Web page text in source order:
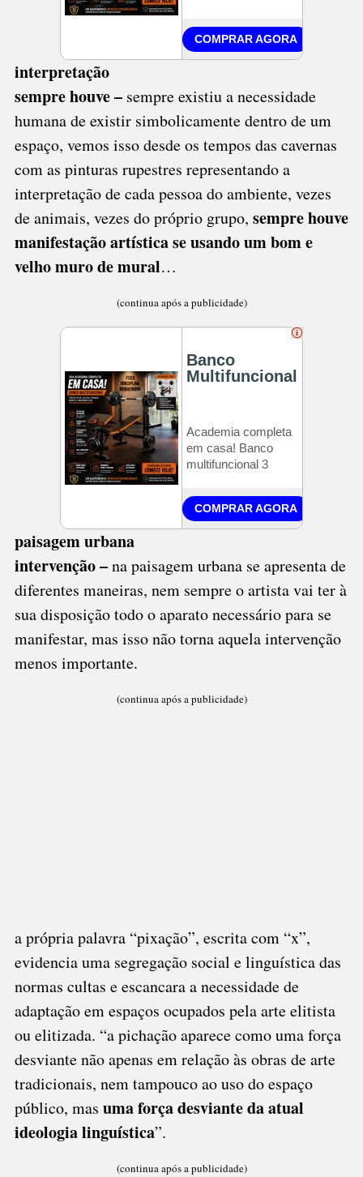
interpretação
sempre houve – sempre existiu a necessidade
humana de existir simbolicamente dentro de um
espaço, vemos isso desde os tempos das cavernas
com as pinturas rupestres representando a
interpretação de cada pessoa do ambiente, vezes
de animais, vezes do próprio grupo, sempre houve
manifestação artística se usando um bom e
velho muro de mural…
(continua após a publicidade)
paisagem urbana
intervenção –na paisagem urbana se apresenta de
diferentes maneiras, nem sempre o artista vai ter à
sua disposição todo o aparato necessário para se
manifestar, mas isso não torna aquela intervenção
menos importante.
(continua após a publicidade)
a própria palavra “pixação”, escrita com “x”,
evidencia uma segregação social e linguística das
normas cultas e escancara a necessidade de
adaptação em espaços ocupados pela arte elitista
ou elitizada. “a pichação aparece como uma força
desviante não apenas em relação às obras de arte
tradicionais, nem tampouco ao uso do espaço
público, mas uma força desviante da atual
ideologia linguística”.
(continua após a publicidade)